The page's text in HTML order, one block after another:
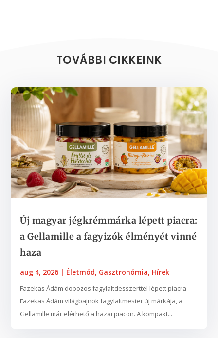
TOVÁBBI CIKKEINK
Új magyar jégkrémmárka lépett piacra:
a Gellamille a fagyizók élményét vinné
haza
aug 4, 2026 | Életmód, Gasztronómia, Hírek
Fazekas Ádám dobozos fagylaltdesszerttel lépett piacra
Fazekas Ádám világbajnok fagylaltmester új márkája, a
Gellamille már elérhető a hazai piacon. A kompakt...